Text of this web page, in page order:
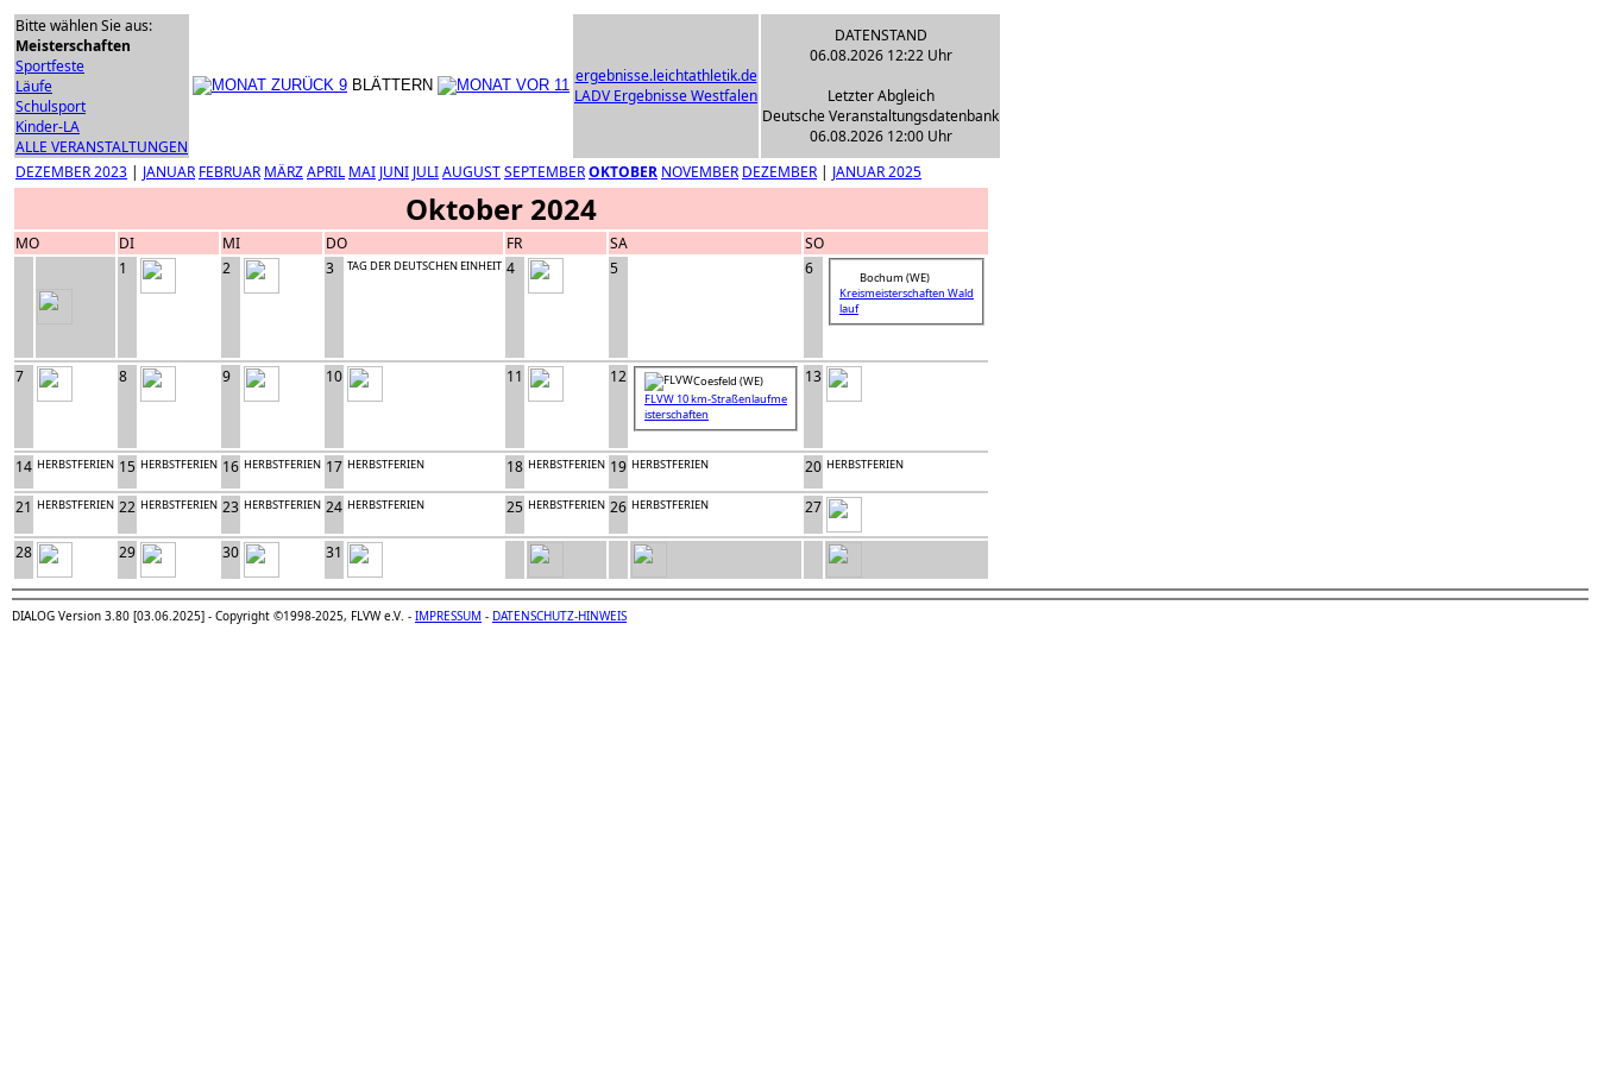
Bitte wählen Sie aus:
Meisterschaften
Sportfeste
Läufe
Schulsport
Kinder-LA
ALLE VERANSTALTUNGEN
BLÄTTERN
ergebnisse.leichtathletik.de
LADV Ergebnisse Westfalen
DATENSTAND
06.08.2026 12:22 Uhr
Letzter Abgleich
Deutsche Veranstaltungsdatenbank
06.08.2026 12:00 Uhr
DEZEMBER 2023 | JANUAR FEBRUAR MÄRZAPRIL MAI JUNI JULIAUGUSTSEPTEMBEROKTOBER NOVEMBER DEZEMBER | JANUAR 2025
Oktober 2024
MO DI MI DO FR SA
SO
1
2 3 TAG DER DEUTSCHEN EINHEIT 4 5 6
Bochum (WE)
Kreismeisterschaften Wald
lauf
7 8 9 10 11 12
Coesfeld (WE)
FLVW 10 km-Straßenlaufme
isterschaften
13
14 HERBSTFERIEN 15 HERBSTFERIEN 16 HERBSTFERIEN 17 HERBSTFERIEN 18 HERBSTFERIEN 19 HERBSTFERIEN 20 HERBSTFERIEN
21 HERBSTFERIEN 22 HERBSTFERIEN 23 HERBSTFERIEN 24 HERBSTFERIEN 25 HERBSTFERIEN 26 HERBSTFERIEN 27
28 29 30 31
DIALOG Version 3.80 [03.06.2025] - Copyright ©1998-2025, FLVW e.V. - IMPRESSUM - DATENSCHUTZ-HINWEIS